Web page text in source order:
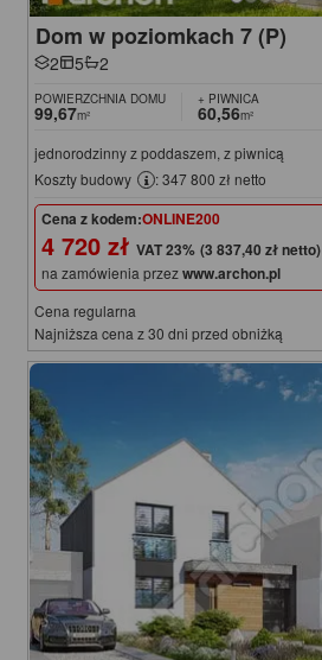
Dom w poziomkach 7 (P)
2 5 2
POWIERZCHNIA DOMU
99,67m²
+ PIWNICA
60,56m²
jednorodzinny z poddaszem, z piwnicą
Koszty budowy
: 347 800 zł netto
Cena z kodem:ONLINE200
4 720 zł (3 837,40 zł netto)
na zamówienia przezwww.archon.pl
Cena regularna
Najniższa cena z 30 dni przed obniżką